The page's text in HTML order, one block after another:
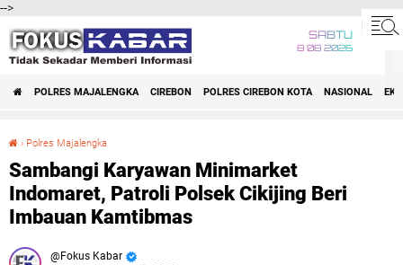
-->
SABTU
8 08 2026
POLRES MAJALENGKA CIREBON POLRES CIREBON KOTA NASIONAL
› Polres Majalengka
Sambangi Karyawan Minimarket
Indomaret, Patroli Polsek Cikijing Beri
Imbauan Kamtibmas
Fokus Kabar